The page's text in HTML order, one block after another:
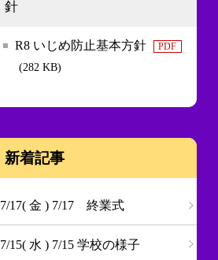
針
R8 いじめ防止基本方針 PDF
(282 KB)
新着記事
7/17( 金 ) 7/17 終業式
7/15( 水 ) 7/15 学校の様子